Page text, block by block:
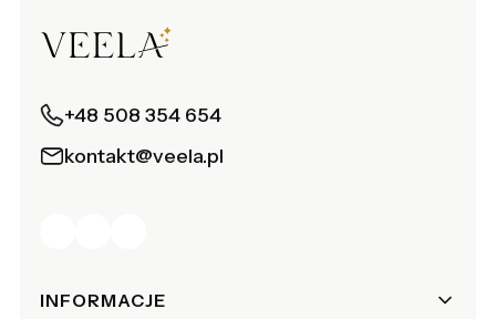
+48 508 354 654
kontakt@veela.pl
Linki w stopce
INFORMACJE